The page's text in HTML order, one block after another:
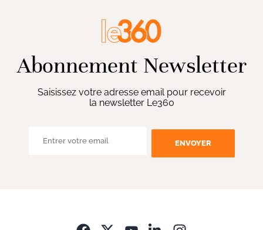
Abonnement Newsletter
Saisissez votre adresse email pour recevoir
la newsletter Le360
ENVOYER